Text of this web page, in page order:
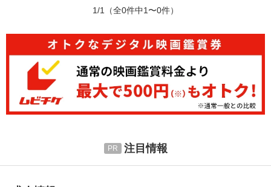
1/1 （全0件中1〜0件）
注目情報